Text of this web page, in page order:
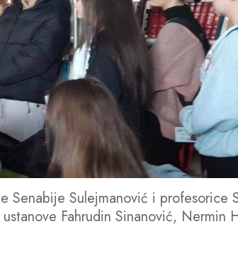
Senabije Sulejmanović i profesorice
Fahrudin Sinanović, Nermin